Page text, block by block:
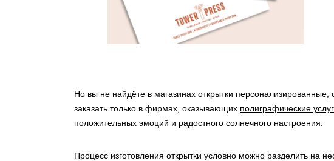
Но вы не найдёте в магазинах открытки
заказать только в фирмах, оказывающих полиграфические
положительных эмоций и радостного солнечного настроения.
Процесс изготовления открытки условно можно разделить на